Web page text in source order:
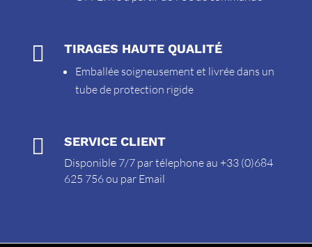
 TIRAGES HAUTE QUALITÉ
Emballée soigneusement et livrée dans un
tube de protection rigide
 SERVICE CLIENT
Disponible 7/7 par télephone au +33 (0)684
625 756 ou par Email